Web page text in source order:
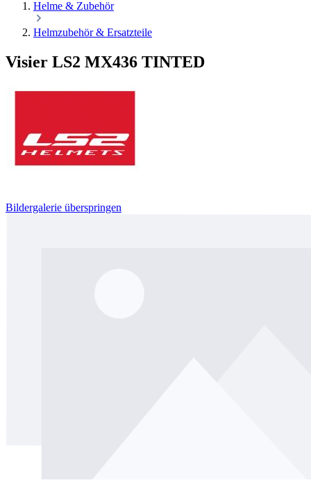
Helme & Zubehör
Helmzubehör & Ersatzteile
Visier LS2 MX436 TINTED
Bildergalerie überspringen